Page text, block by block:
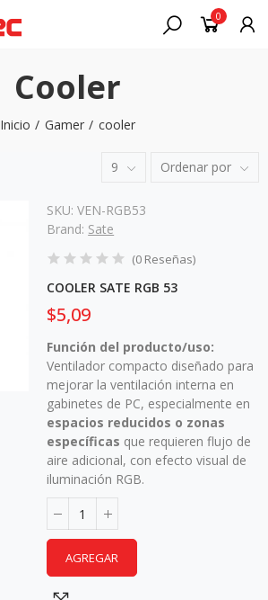
0
Cooler
Inicio Gamer cooler
9 Ordenar por
SKU:VEN-RGB53
Brand: Sate
(0 Reseñas)
COOLER SATE RGB 53
$5,09
Función del producto/uso:
Ventilador compacto diseñado para
mejorar la ventilación interna en
gabinetes de PC, especialmente en
espacios reducidos o zonas
específicas que requieren flujo de
aire adicional, con efecto visual de
iluminación RGB.
AGREGAR